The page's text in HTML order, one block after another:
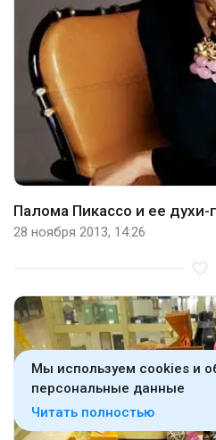
Мы используем cookies и
персональные данные
Читать полностью
Палома Пикассо и ее
28 ноября 2013, 14:26